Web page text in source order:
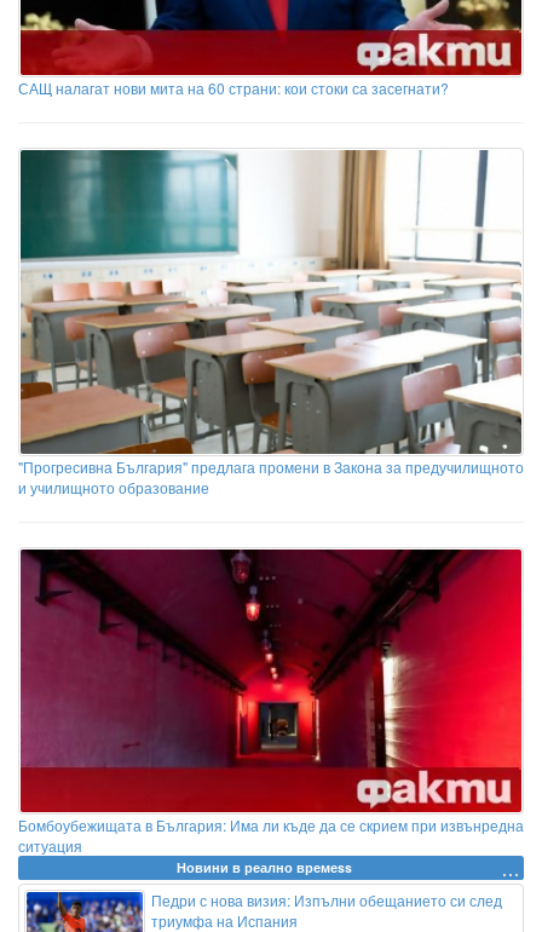
САЩ налагат нови мита на 60 страни: кои стоки са засегнати?
"Прогресивна България" предлага промени в Закона за предучилищното
и училищното образование
Бомбоубежищата в България: Има ли къде да се скрием при извънредна
ситуация
Новини в реално времеss
Педри с нова визия: Изпълни обещанието си след
триумфа на Испания